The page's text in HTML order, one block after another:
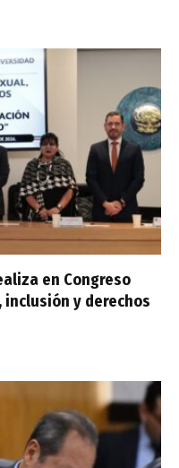
en Congreso
inclusión y derechos